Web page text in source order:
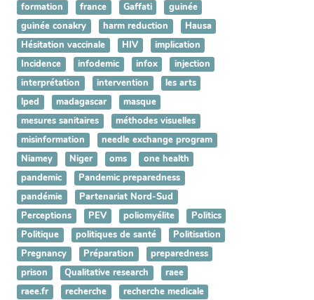
formation
france Gaffati
guinée
guinée conakry
harm reduction
Hausa
Hésitation vaccinale
HIV
implication
Incidence
infodemic infox
injection
interprétation
intervention
les arts
lped
madagascar
masque
mesures sanitaires
méthodes visuelles
misinformation
needle exchange program
Niamey
Niger oms
one health
pandemic
Pandemic preparedness
pandémie
Partenariat Nord-Sud
Perceptions
PEV poliomyélite
Politics
Politique
politiques de santé
Politisation
Pregnancy
Préparation
preparedness
prison
Qualitative research
raee
raee.fr
recherche
recherche medicale